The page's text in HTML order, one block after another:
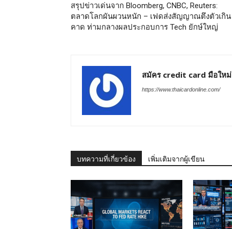
สรุปข่าวเด่นจาก Bloomberg, CNBC, Reuters:
ตลาดโลกผันผวนหนัก – เฟดส่งสัญญาณตึงตัวเกิน
คาด ท่ามกลางผลประกอบการ Tech ยักษ์ใหญ่
สมัคร credit card มือใหม่
https://www.thaicardonline.com/
บทความที่เกี่ยวข้อง เพิ่มเติมจากผู้เขียน